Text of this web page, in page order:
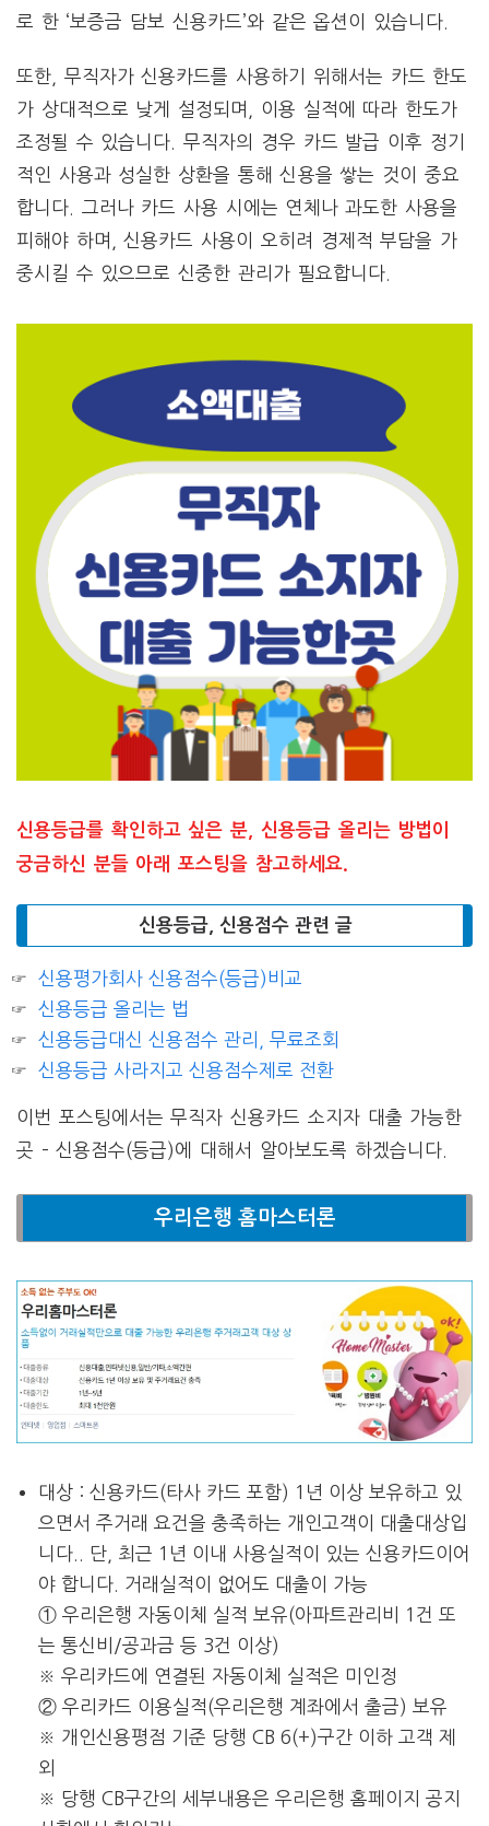
로 한 ‘보증금 담보 신용카드’와 같은 옵션이 있습니다.
또한, 무직자가 신용카드를 사용하기 위해서는 카드 한도
가 상대적으로 낮게 설정되며, 이용 실적에 따라 한도가
조정될 수 있습니다. 무직자의 경우 카드 발급 이후 정기
적인 사용과 성실한 상환을 통해 신용을 쌓는 것이 중요
합니다. 그러나 카드 사용 시에는 연체나 과도한 사용을
피해야 하며, 신용카드 사용이 오히려 경제적 부담을 가
중시킬 수 있으므로 신중한 관리가 필요합니다.
신용등급를 확인하고 싶은 분, 신용등급 올리는 방법이
궁금하신 분들 아래 포스팅을 참고하세요.
신용등급, 신용점수 관련 글
신용평가회사 신용점수(등급)비교
신용등급 올리는 법
신용등급대신 신용점수 관리, 무료조회
신용등급 사라지고 신용점수제로 전환
이번 포스팅에서는 무직자 신용카드 소지자 대출 가능한
곳 – 신용점수(등급)에 대해서 알아보도록 하겠습니다.
우리은행 홈마스터론
대상 : 신용카드(타사 카드 포함) 1년 이상 보유하고 있
으면서 주거래 요건을 충족하는 개인고객이 대출대상입
니다.. 단, 최근 1년 이내 사용실적이 있는 신용카드이어
야 합니다. 거래실적이 없어도 대출이 가능
① 우리은행 자동이체 실적 보유(아파트관리비 1건 또
는 통신비/공과금 등 3건 이상)
※ 우리카드에 연결된 자동이체 실적은 미인정
② 우리카드 이용실적(우리은행 계좌에서 출금) 보유
※ 개인신용평점 기준 당행 CB 6(+)구간 이하 고객 제
외
※ 당행 CB구간의 세부내용은 우리은행 홈페이지 공지